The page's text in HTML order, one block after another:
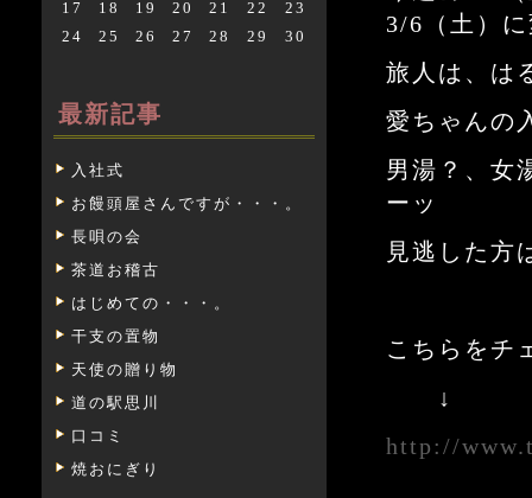
17
18 19 20 21 22
23
24
25 26 27 28 29 30
最新記事
入社式
お饅頭屋さんですが・・・。
長唄の会
茶道お稽古
はじめての・・・。
干支の置物
天使の贈り物
道の駅思川
口コミ
焼おにぎり
3/6（土）
旅人は、は
愛ちゃんの
男湯？、女
ーッ
見逃した方
こちらを
↓
http://